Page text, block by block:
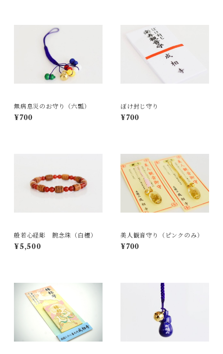
無病息災のお守り（六瓢）
¥700
ぼけ封じ守り
¥700
般若心経彫 腕念珠（白檀）
¥5,500
美人観音守り（ピンクのみ）
¥700